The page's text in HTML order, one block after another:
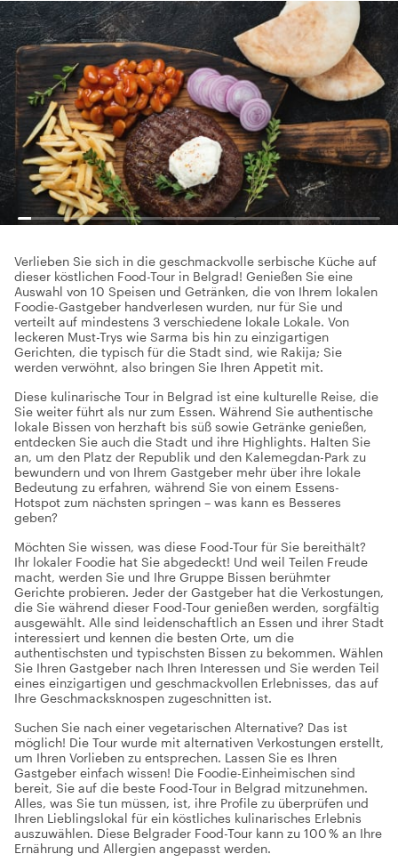
Verlieben Sie sich in die geschmackvolle serbische Küche auf
dieser köstlichen Food-Tour in Belgrad! Genießen Sie eine
Auswahl von 10 Speisen und Getränken, die von Ihrem lokalen
Foodie-Gastgeber handverlesen wurden, nur für Sie und
verteilt auf mindestens 3 verschiedene lokale Lokale. Von
leckeren Must-Trys wie Sarma bis hin zu einzigartigen
Gerichten, die typisch für die Stadt sind, wie Rakija; Sie
werden verwöhnt, also bringen Sie Ihren Appetit mit.
Diese kulinarische Tour in Belgrad ist eine kulturelle Reise, die
Sie weiter führt als nur zum Essen. Während Sie authentische
lokale Bissen von herzhaft bis süß sowie Getränke genießen,
entdecken Sie auch die Stadt und ihre Highlights. Halten Sie
an, um den Platz der Republik und den Kalemegdan-Park zu
bewundern und von Ihrem Gastgeber mehr über ihre lokale
Bedeutung zu erfahren, während Sie von einem Essens-
Hotspot zum nächsten springen – was kann es Besseres
geben?
Möchten Sie wissen, was diese Food-Tour für Sie bereithält?
Ihr lokaler Foodie hat Sie abgedeckt! Und weil Teilen Freude
macht, werden Sie und Ihre Gruppe Bissen berühmter
Gerichte probieren. Jeder der Gastgeber hat die Verkostungen,
die Sie während dieser Food-Tour genießen werden, sorgfältig
ausgewählt. Alle sind leidenschaftlich an Essen und ihrer Stadt
interessiert und kennen die besten Orte, um die
authentischsten und typischsten Bissen zu bekommen. Wählen
Sie Ihren Gastgeber nach Ihren Interessen und Sie werden Teil
eines einzigartigen und geschmackvollen Erlebnisses, das auf
Ihre Geschmacksknospen zugeschnitten ist.
Suchen Sie nach einer vegetarischen Alternative? Das ist
möglich! Die Tour wurde mit alternativen Verkostungen erstellt,
um Ihren Vorlieben zu entsprechen. Lassen Sie es Ihren
Gastgeber einfach wissen! Die Foodie-Einheimischen sind
bereit, Sie auf die beste Food-Tour in Belgrad mitzunehmen.
Alles, was Sie tun müssen, ist, ihre Profile zu überprüfen und
Ihren Lieblingslokal für ein köstliches kulinarisches Erlebnis
auszuwählen. Diese Belgrader Food-Tour kann zu 100 % an Ihre
Ernährung und Allergien angepasst werden.